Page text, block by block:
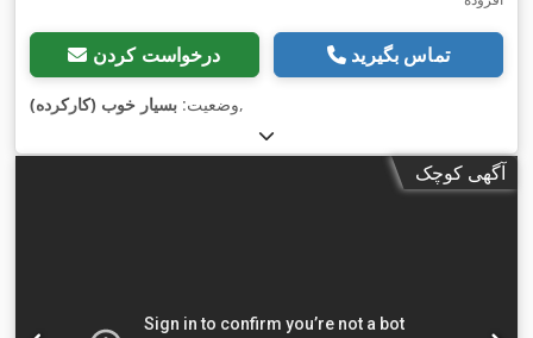
درخواست کردن تماس بگیرید
وضعیت: بسیار خوب (کارکرده) ,
آگهی کوچک